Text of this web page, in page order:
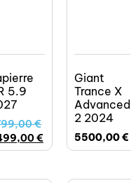
5.9
€
€
Giant
Trance X
Advanced
2 2024
5500,00€